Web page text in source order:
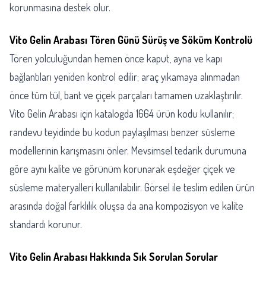
korunmasına destek olur.
Vito Gelin Arabası Tören Günü Sürüş ve Söküm Kontrolü
Tören yolculuğundan hemen önce kaput, ayna ve kapı
bağlantıları yeniden kontrol edilir; araç yıkamaya alınmadan
önce tüm tül, bant ve çiçek parçaları tamamen uzaklaştırılır.
Vito Gelin Arabası için katalogda 1664 ürün kodu kullanılır;
randevu teyidinde bu kodun paylaşılması benzer süsleme
modellerinin karışmasını önler. Mevsimsel tedarik durumuna
göre aynı kalite ve görünüm korunarak eşdeğer çiçek ve
süsleme materyalleri kullanılabilir. Görsel ile teslim edilen ürün
arasında doğal farklılık oluşsa da ana kompozisyon ve kalite
standardı korunur.
Vito Gelin Arabası Hakkında Sık Sorulan Sorular